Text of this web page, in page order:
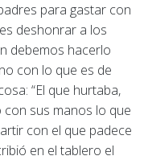
para gastar con
deshonrar a los
debemos hacerlo
con lo que es de
“El que hurtaba,
sus manos lo que
con el que padece
en el tablero el